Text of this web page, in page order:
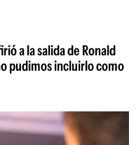
a la salida de Ronald
pudimos incluirlo como